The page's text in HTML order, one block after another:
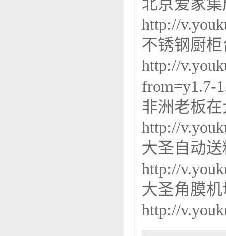
北京爱家
http://
不锈钢厨
http://
from=y1.7-
非洲老板
http://
大圣自动
http://
大圣角膜
http://